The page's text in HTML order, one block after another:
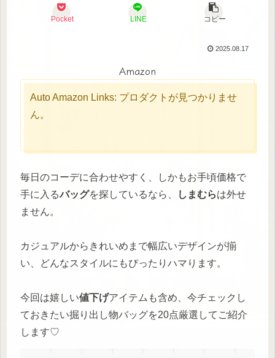
Pocket LINE コピー
2025.08.17
Amazon
Auto Amazon Links: プロダクトが見つかりませ
ん。
毎日のコーデに合わせやすく、しかもお手頃価格で
手に入るバッグを探しているなら、 しまむらは外せ
ません。
カジュアルからきれいめまで幅広いデザインが揃
い、どんなスタイルにもぴったりハマります。
今回は嬉しい値下げアイテムも含め、今チェックし
ておきたい掘り出し物バッグを20点厳選してご紹介
します♡